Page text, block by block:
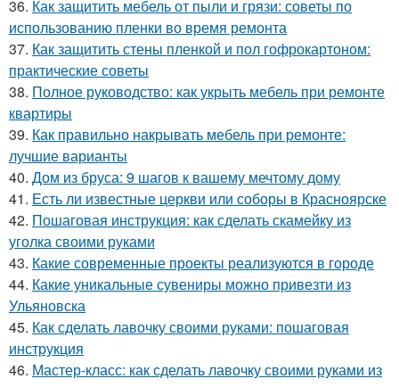
36. Как защитить мебель от пыли и грязи: советы по
использованию пленки во время ремонта
37. Как защитить стены пленкой и пол гофрокартоном:
практические советы
38. Полное руководство: как укрыть мебель при ремонте
квартиры
39. Как правильно накрывать мебель при ремонте:
лучшие варианты
40. Дом из бруса: 9 шагов к вашему мечтому дому
41. Есть ли известные церкви или соборы в Красноярске
42. Пошаговая инструкция: как сделать скамейку из
уголка своими руками
43. Какие современные проекты реализуются в городе
44. Какие уникальные сувениры можно привезти из
Ульяновска
45. Как сделать лавочку своими руками: пошаговая
инструкция
46. Мастер-класс: как сделать лавочку своими руками из